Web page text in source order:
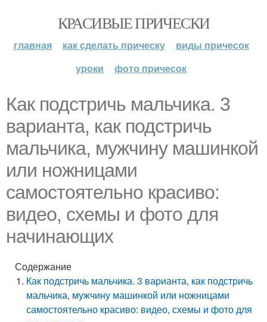
КРАСИВЫЕ ПРИЧЕСКИ
главная как сделать прическу
виды причесок
уроки
фото причесок
Как подстричь мальчика. 3
варианта, как подстричь
мальчика, мужчину машинкой
или ножницами
самостоятельно красиво:
видео, схемы и фото для
начинающих
Содержание
Как подстричь мальчика. 3 варианта, как подстричь
мальчика, мужчину машинкой или ножницами
самостоятельно красиво: видео, схемы и фото для